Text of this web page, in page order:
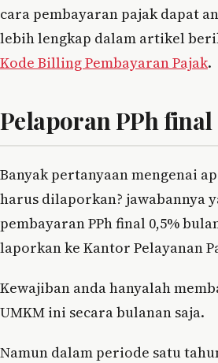
cara pembayaran pajak dapat
lebih lengkap dalam artikel
Kode Billing Pembayaran Pajak.
Pelaporan PPh final
Banyak pertanyaan mengenai
harus dilaporkan? jawabannya
pembayaran PPh final 0,5%
laporkan ke Kantor Pelayanan
Kewajiban anda hanyalah
UMKM ini secara bulanan saja.
Namun dalam periode satu